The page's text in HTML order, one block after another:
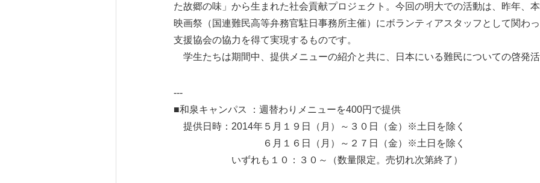
た故郷の味」から生まれた社会貢献プロジェクト。今回の明大での活動は、昨年、
映画祭（国連難民高等弁務官駐日事務所主催）にボランティアスタッフとして関わ
支援協会の協力を得て実現するものです。
学生たちは期間中、提供メニューの紹介と共に、日本にいる難民についての啓発活
---
■和泉キャンパス ：週替わりメニューを400円で提供
提供日時：2014年５月１９日（月）～３０日（金）※土日を除く
６月１６日（月）～２７日（金）※土日を除く
いずれも１０：３０～（数量限定。売切れ次第終了）